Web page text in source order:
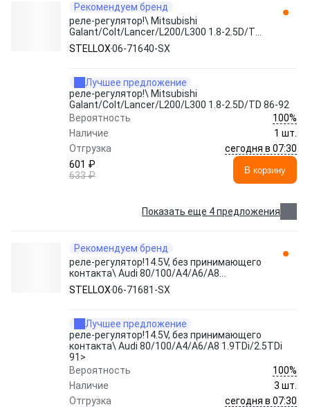
Рекомендуем бренд
реле-регулятор!\ Mitsubishi
Galant/Colt/Lancer/L200/L300 1.8-2.5D/TD
86-92 06-71640-SX STELLOX
STELLOX06-71640-SX
Лучшее предложение
реле-регулятор!\ Mitsubishi
Galant/Colt/Lancer/L200/L300 1.8-2.5D/TD 86-92
Вероятность
100%
Наличие
1 шт.
Отгрузка
сегодня в 07:30
601 ₽
633 ₽
В корзину
Показать еще 4 предложения
Рекомендуем бренд
реле-регулятор!14.5V, без принимающего
контакта\ Audi 80/100/A4/A6/A8
1.9TDi/2.5TDi 91> 06-71681-SX STELLOX
STELLOX06-71681-SX
Лучшее предложение
реле-регулятор!14.5V, без принимающего
контакта\ Audi 80/100/A4/A6/A8 1.9TDi/2.5TDi
91>
Вероятность
100%
Наличие
3 шт.
Отгрузка
сегодня в 07:30